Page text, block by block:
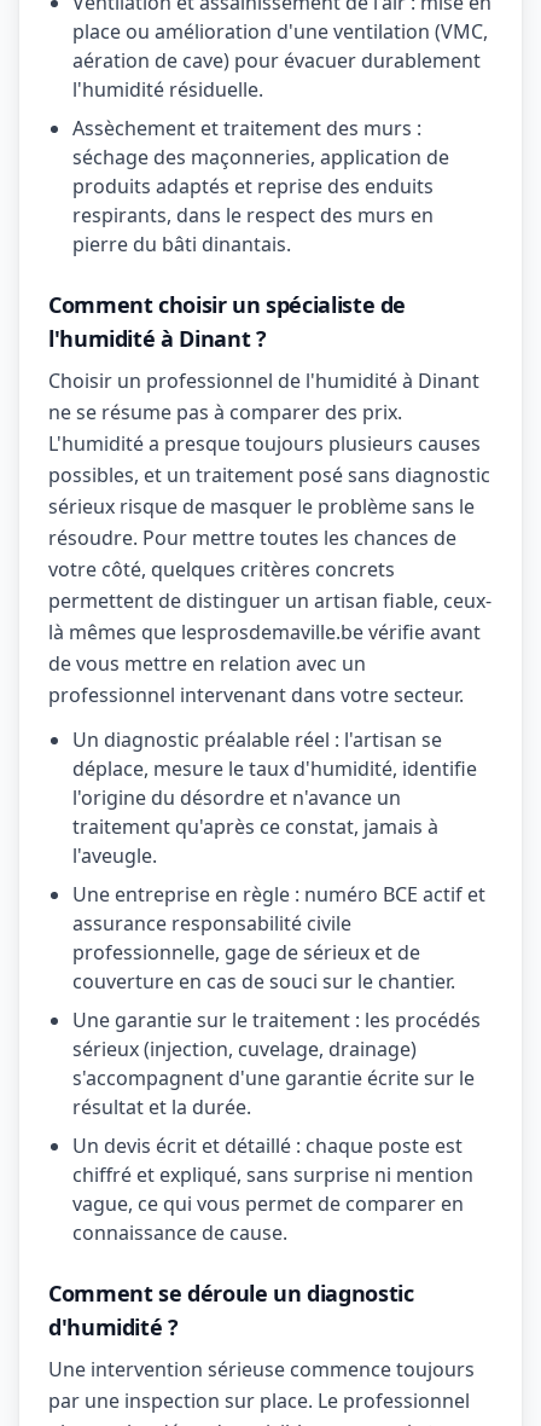
place ou amélioration d'une ventilation (VMC,
aération de cave) pour évacuer durablement
l'humidité résiduelle.
Assèchement et traitement des murs :
séchage des maçonneries, application de
produits adaptés et reprise des enduits
respirants, dans le respect des murs en
pierre du bâti dinantais.
Comment choisir un spécialiste de
l'humidité à Dinant ?
Choisir un professionnel de l'humidité à Dinant
ne se résume pas à comparer des prix.
L'humidité a presque toujours plusieurs causes
possibles, et un traitement posé sans diagnostic
sérieux risque de masquer le problème sans le
résoudre. Pour mettre toutes les chances de
votre côté, quelques critères concrets
permettent de distinguer un artisan fiable, ceux-
là mêmes que lesprosdemaville.be vérifie avant
de vous mettre en relation avec un
professionnel intervenant dans votre secteur.
Un diagnostic préalable réel : l'artisan se
déplace, mesure le taux d'humidité, identifie
l'origine du désordre et n'avance un
traitement qu'après ce constat, jamais à
l'aveugle.
Une entreprise en règle : numéro BCE actif et
assurance responsabilité civile
professionnelle, gage de sérieux et de
couverture en cas de souci sur le chantier.
Une garantie sur le traitement : les procédés
sérieux (injection, cuvelage, drainage)
s'accompagnent d'une garantie écrite sur le
résultat et la durée.
Un devis écrit et détaillé : chaque poste est
chiffré et expliqué, sans surprise ni mention
vague, ce qui vous permet de comparer en
connaissance de cause.
Comment se déroule un diagnostic
d'humidité ?
Une intervention sérieuse commence toujours
par une inspection sur place. Le professionnel